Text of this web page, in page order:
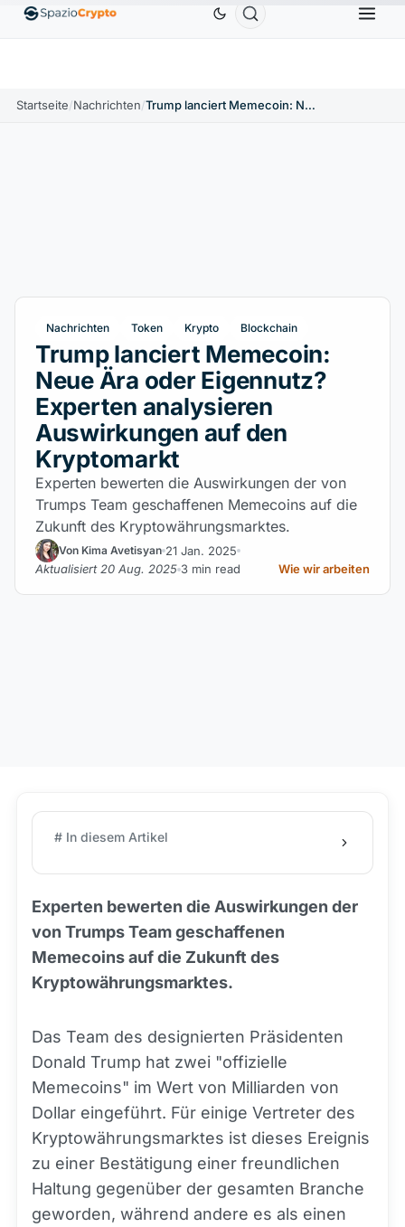
EthereumETH1.880,58 $ TetherUSDT0,9991 $ BNBBNB
Startseite/Nachrichten/ Trump lanciert Memecoin: Neue Ära oder Eigennutz? Experten analysieren Auswirkungen auf den Kryptomarkt
Nachrichten Token Krypto Blockchain
Trump lanciert Memecoin:
Neue Ära oder Eigennutz?
Experten analysieren
Auswirkungen auf den
Kryptomarkt
Experten bewerten die Auswirkungen der von
Trumps Team geschaffenen Memecoins auf die
Zukunft des Kryptowährungsmarktes.
Von Kima Avetisyan 21 Jan. 2025
Aktualisiert 20 Aug. 2025 3 min read Wie wir arbeiten
# In diesem Artikel
Experten bewerten die Auswirkungen der
von Trumps Team geschaffenen
Memecoins auf die Zukunft des
Kryptowährungsmarktes.
Das Team des designierten Präsidenten
Donald Trump hat zwei "offizielle
Memecoins" im Wert von Milliarden von
Dollar eingeführt. Für einige Vertreter des
Kryptowährungsmarktes ist dieses Ereignis
zu einer Bestätigung einer freundlichen
Haltung gegenüber der gesamten Branche
geworden, während andere es als einen